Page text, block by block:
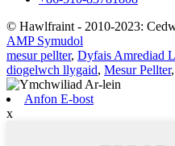
© Hawlfraint - 2010-2023:
AMP Symudol
mesur pellter, Dyfais Amrediad
diogelwch llygaid, Mesur Pellter,
Anfon E-bost
x